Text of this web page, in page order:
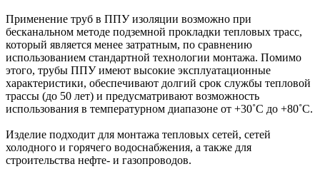
Применение труб в ППУ изоляции возможно при
бесканальном методе подземной прокладки тепловых трасс,
который является менее затратным, по сравнению
использованием стандартной технологии монтажа. Помимо
этого, трубы ППУ имеют высокие эксплуатационные
характеристики, обеспечивают долгий срок службы тепловой
трассы (до 50 лет) и предусматривают возможность
использования в температурном диапазоне от +30˚C до +80˚C.
Изделие подходит для монтажа тепловых сетей, сетей
холодного и горячего водоснабжения, а также для
строительства нефте- и газопроводов.